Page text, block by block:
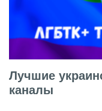
Лучшие
каналы